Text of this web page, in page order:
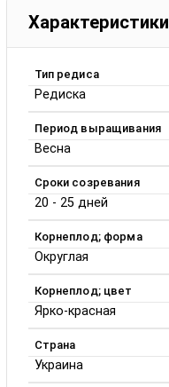
Характеристики
Тип редиса
Редиска
Период выращивания
Весна
Сроки созревания
20 - 25 дней
Корнеплод; форма
Округлая
Корнеплод; цвет
Ярко-красная
Страна
Украина